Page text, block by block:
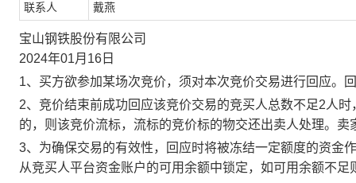
联系人 戴燕
宝山钢铁股份有限公司
2024年01月16日
1、买方欲参加某场次竞价，须对本次竞价交易进行回应。
2、竞价结束前成功回应该竞价交易的竞买人总数不足2人
的，则该竞价流标，流标的竞价标的物交还出卖人处理。
3、为确保交易的有效性，回应时将被冻结一定额度的资金
从竞买人平台资金账户的可用余额中锁定，如可用余额不足